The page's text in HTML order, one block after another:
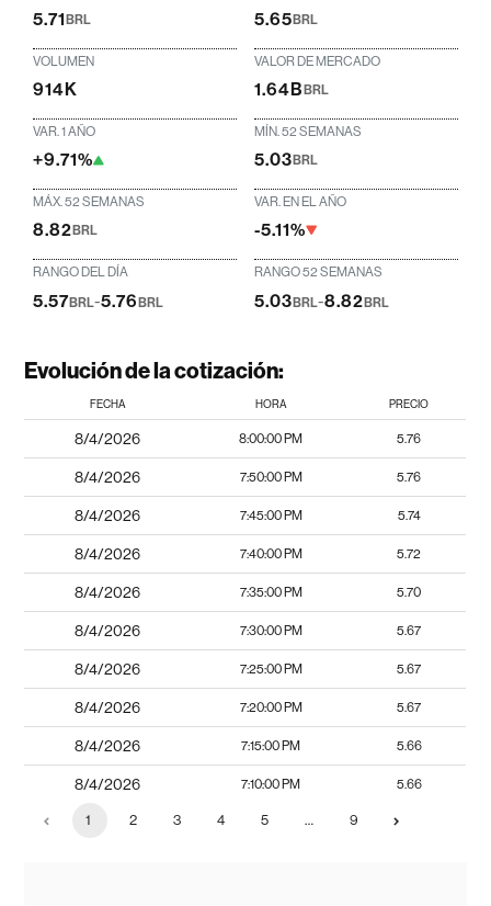
5.71BRL 5.65BRL
VOLUMEN
914K
VALOR DE MERCADO
1.64BBRL
VAR. 1 AÑO
+9.71%
MÍN. 52 SEMANAS
5.03BRL
MÁX. 52 SEMANAS
8.82BRL
VAR. EN EL AÑO
-5.11%
RANGO DEL DÍA
5.57BRL-5.76BRL
RANGO 52 SEMANAS
5.03 BRL-8.82 BRL
Evolución de la cotización:
FECHA HORA PRECIO
8/4/2026 8:00:00 PM 5.76
8/4/2026 7:50:00 PM 5.76
8/4/2026 7:45:00 PM 5.74
8/4/2026 7:40:00 PM 5.72
8/4/2026 7:35:00 PM 5.70
8/4/2026 7:30:00 PM 5.67
8/4/2026 7:25:00 PM 5.67
8/4/2026 7:20:00 PM 5.67
8/4/2026 7:15:00 PM 5.66
8/4/2026 7:10:00 PM 5.66
1 2 3 4 5 … 9